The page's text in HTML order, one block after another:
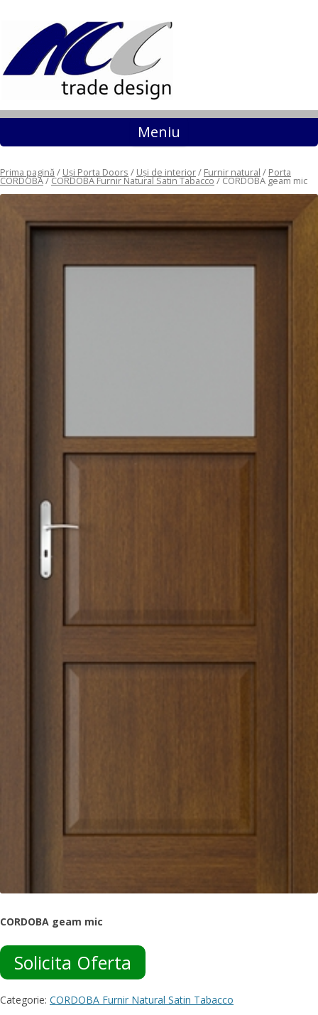
Meniu Sari la conținut
Prima pagină / Uși Porta Doors / Uși de interior/ Furnir natural / Porta
CORDOBA/CORDOBA Furnir Natural Satin Tabacco/ CORDOBA geam mic
CORDOBA geam mic
Solicita Oferta
Categorie: CORDOBA Furnir Natural Satin Tabacco